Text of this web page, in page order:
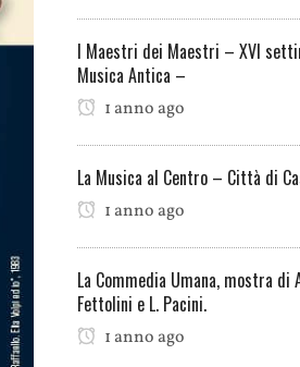
I Maestri dei Maestri – XVI
Musica Antica –
1 anno ago
La Musica al Centro – Città di
1 anno ago
La Commedia Umana, mostra di
Fettolini e L. Pacini.
1 anno ago